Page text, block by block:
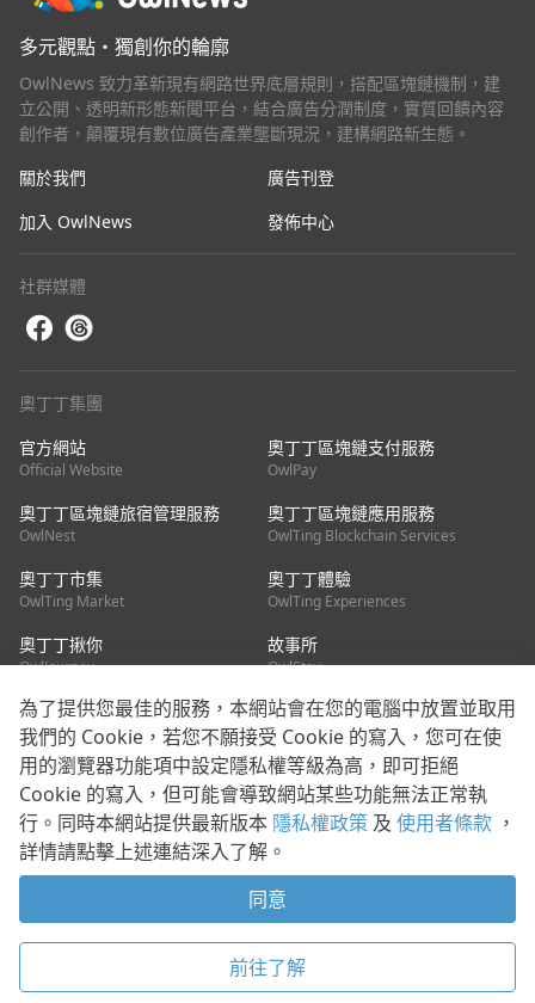
多元觀點・獨創你的輪廓
OwlNews 致力革新現有網路世界底層規則，搭配區塊鏈機制，建
立公開、透明新形態新聞平台，結合廣告分潤制度，實質回饋內容
創作者，顛覆現有數位廣告產業壟斷現況，建構網路新生態。
關於我們
廣告刊登
加入 OwlNews
發佈中心
社群媒體
奧丁丁集團
官方網站
Official Website
奧丁丁區塊鏈支付服務
OwlPay
奧丁丁區塊鏈旅宿管理服務
OwlNest
奧丁丁區塊鏈應用服務
OwlTing Blockchain Services
奧丁丁市集
OwlTing Market
奧丁丁體驗
OwlTing Experiences
奧丁丁揪你
OwlJourney
故事所
OwlStay
聯絡我們
客服信箱：mediapartner@owlting.com
服務信箱 / 廣告洽詢：info_owlnews@owlting.com
媒體合作 / 新聞稿提供：mediapartner@owlting.com
本平台之內容符合第三方智慧財產權規範，若有疑慮歡迎來信告
使用者條款 隱私權政策 Cookie 政策
為了提供您最佳的服務，本網站會在您的電腦中放置並取用
我們的 Cookie，若您不願接受 Cookie 的寫入，您可在使
用的瀏覽器功能項中設定隱私權等級為高，即可拒絕
Cookie 的寫入，但可能會導致網站某些功能無法正常執
行。同時本網站提供最新版本 隱私權政策 及 使用者條款 ，
詳情請點擊上述連結深入了解。
同意
前往了解